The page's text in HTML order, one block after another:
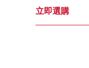
立即選購